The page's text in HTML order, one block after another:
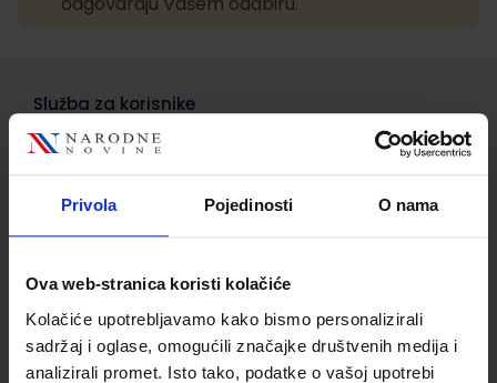
Privola Pojedinosti O nama
Ova web-stranica koristi kolačiće
Kolačiće upotrebljavamo kako bismo personalizirali
sadržaj i oglase, omogućili značajke društvenih medija i
analizirali promet. Isto tako, podatke o vašoj upotrebi
Služba za korisnike
Korisnički račun
Status/Povijest narudžbi
Važne informacije